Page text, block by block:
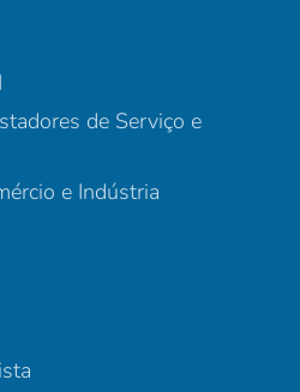
de Serviço e
e Indústria